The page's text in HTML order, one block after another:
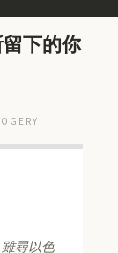
留下的你
尋以色